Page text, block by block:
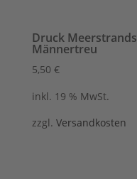
Druck Meerstrands
Männertreu
5,50 €
inkl. 19 % MwSt.
zzgl. Versandkosten